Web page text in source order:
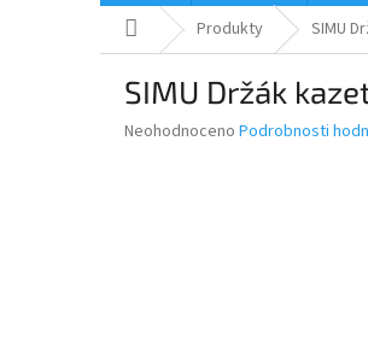
Domů Produkty SIMU
SIMU Držák
Průměrné
Neohodnoceno Podrobnosti